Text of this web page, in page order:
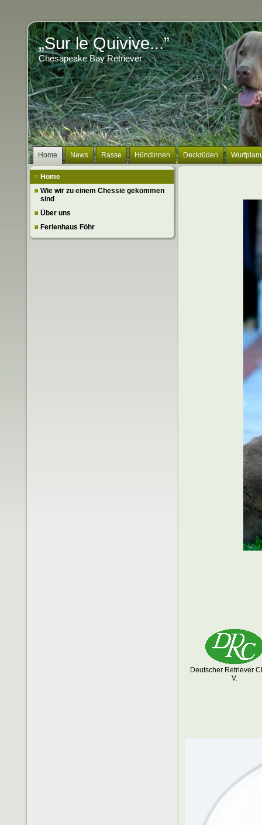
„Sur le Quivive...”
Chesapeake Bay Retriever
Home News Rasse Hündinnen Deckrüden
Home
Wie wir zu einem Chessie gekommen
sind
Über uns
Ferienhaus Föhr
Deutscher Retriever
V.